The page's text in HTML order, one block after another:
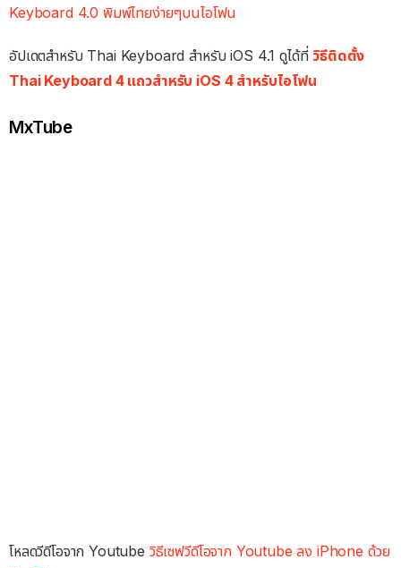
Keyboard 4.0 พิมพ์ไทยง่ายๆบนไอโฟน
อัปเดตสำหรับ Thai Keyboard สำหรับ iOS 4.1 ดูได้ที่ วิธีติดตั้ง
Thai Keyboard 4 แถวสำหรับ iOS 4 สำหรับไอโฟน
MxTube
โหลดวีดีโอจาก Youtube วิธีเซฟวีดีโอจาก Youtube ลง iPhone ด้วย